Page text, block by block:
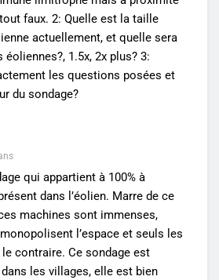
faux. 2: Quelle est la taille
actuellement, et quelle sera
1.5x, 2x plus? 3:
les questions posées et
du sondage?
qui appartient à 100% à
dans l’éolien. Marre de ce
machines sont immenses,
l’espace et seuls les
contraire. Ce sondage est
les villages, elle est bien